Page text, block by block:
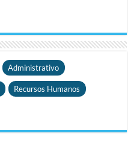
Administrativo
Recursos Humanos